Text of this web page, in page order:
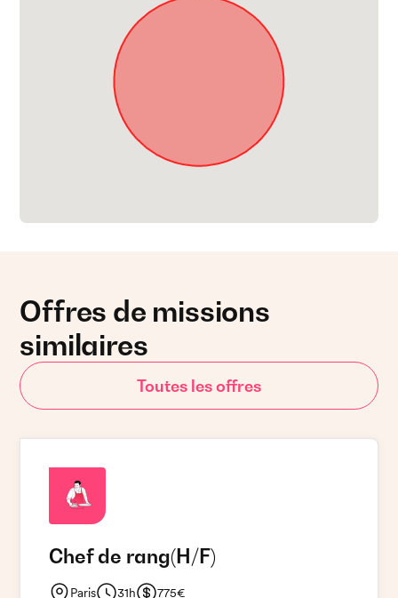
Offres de missions
similaires
Toutes les offres
Chef de rang(H/F)
Paris 31h 775€